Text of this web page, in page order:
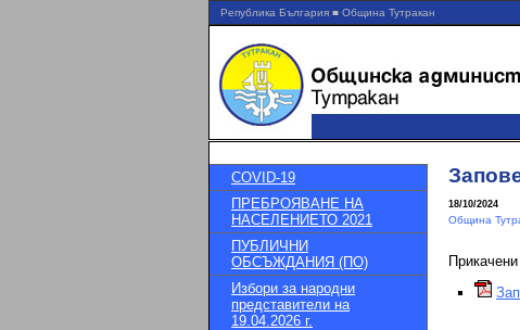
Република България ■ Община Тутракан
COVID-19
ПРЕБРОЯВАНЕ НА
НАСЕЛЕНИЕТО 2021
ПУБЛИЧНИ
ОБСЪЖДАНИЯ (ПО)
Избори за народни
представители на
19.04.2026 г.
18/10/2024
Община